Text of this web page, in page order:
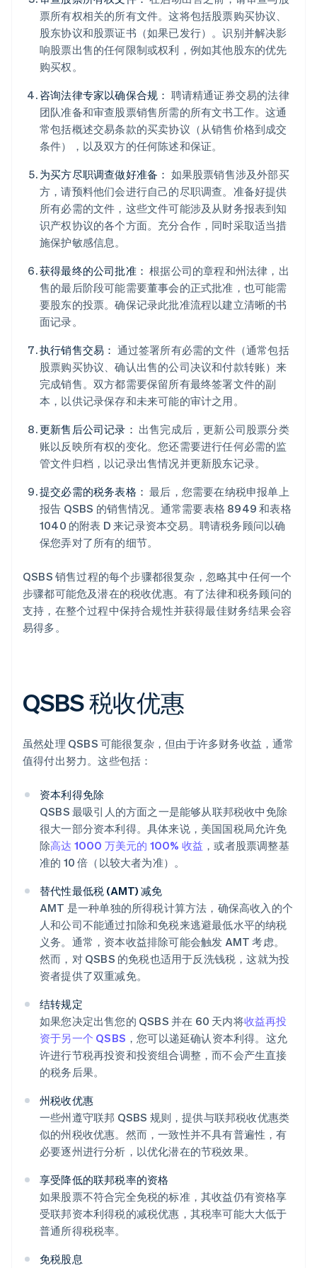
票所有权相关的所有文件。这将包括股票购买协议、
股东协议和股票证书（如果已发行）。识别并解决影
响股票出售的任何限制或权利，例如其他股东的优先
购买权。
咨询法律专家以确保合规： 聘请精通证券交易的法律
团队准备和审查股票销售所需的所有文书工作。这通
常包括概述交易条款的买卖协议（从销售价格到成交
条件），以及双方的任何陈述和保证。
为买方尽职调查做好准备： 如果股票销售涉及外部买
方，请预料他们会进行自己的尽职调查。准备好提供
所有必需的文件，这些文件可能涉及从财务报表到知
识产权协议的各个方面。充分合作，同时采取适当措
施保护敏感信息。
获得最终的公司批准： 根据公司的章程和州法律，出
售的最后阶段可能需要董事会的正式批准，也可能需
要股东的投票。确保记录此批准流程以建立清晰的书
面记录。
执行销售交易： 通过签署所有必需的文件（通常包括
股票购买协议、确认出售的公司决议和付款转账）来
完成销售。双方都需要保留所有最终签署文件的副
本，以供记录保存和未来可能的审计之用。
更新售后公司记录： 出售完成后，更新公司股票分类
账以反映所有权的变化。您还需要进行任何必需的监
管文件归档，以记录出售情况并更新股东记录。
提交必需的税务表格： 最后，您需要在纳税申报单上
报告 QSBS 的销售情况。通常需要表格 8949 和表格
1040 的附表 D 来记录资本交易。聘请税务顾问以确
保您弄对了所有的细节。
QSBS 销售过程的每个步骤都很复杂，忽略其中任何一个
步骤都可能危及潜在的税收优惠。有了法律和税务顾问的
支持，在整个过程中保持合规性并获得最佳财务结果会容
易得多。
QSBS 税收优惠
虽然处理 QSBS 可能很复杂，但由于许多财务收益，通常
值得付出努力。这些包括：
资本利得免除
QSBS 最吸引人的方面之一是能够从联邦税收中免除
很大一部分资本利得。具体来说，美国国税局允许免
除高达 1000 万美元的 100% 收益 ，或者股票调整基
准的 10 倍（以较大者为准）。
替代性最低税 (AMT) 减免
AMT 是一种单独的所得税计算方法，确保高收入的个
人和公司不能通过扣除和免税来逃避最低水平的纳税
义务。通常，资本收益排除可能会触发 AMT 考虑。
然而，对 QSBS 的免税也适用于反洗钱税，这就为投
资者提供了双重减免。
结转规定
如果您决定出售您的 QSBS 并在 60 天内将收益再投
资于另一个 QSBS ，您可以递延确认资本利得。这允
许进行节税再投资和投资组合调整，而不会产生直接
的税务后果。
州税收优惠
一些州遵守联邦 QSBS 规则，提供与联邦税收优惠类
似的州税收优惠。然而，一致性并不具有普遍性，有
必要逐州进行分析，以优化潜在的节税效果。
享受降低的联邦税率的资格
如果股票不符合完全免税的标准，其收益仍有资格享
受联邦资本利得税的减税优惠，其税率可能大大低于
普通所得税税率。
免税股息